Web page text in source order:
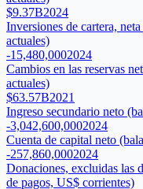
$9.37B2024
Inversiones de cartera,
actuales)
-15,480,0002024
Cambios en las reservas
actuales)
$63.57B2021
Ingreso secundario neto
-3,042,600,0002024
Cuenta de capital neto
-257,860,0002024
Donaciones, excluidas las
de pagos, US$ corrientes)